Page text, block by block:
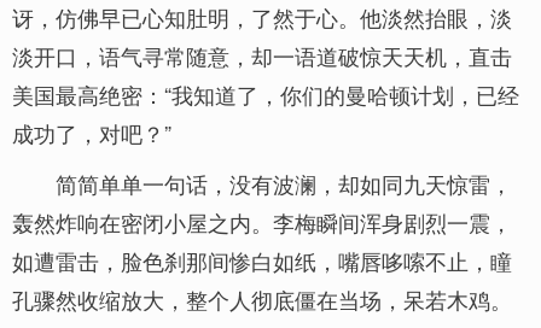
讶，仿佛早已心知肚明，了然于心。他淡然抬眼，淡
淡开口，语气寻常随意，却一语道破惊天天机，直击
美国最高绝密：“我知道了，你们的曼哈顿计划，已经
成功了，对吧？”
简简单单一句话，没有波澜，却如同九天惊雷，
轰然炸响在密闭小屋之内。李梅瞬间浑身剧烈一震，
如遭雷击，脸色刹那间惨白如纸，嘴唇哆嗦不止，瞳
孔骤然收缩放大，整个人彻底僵在当场，呆若木鸡。